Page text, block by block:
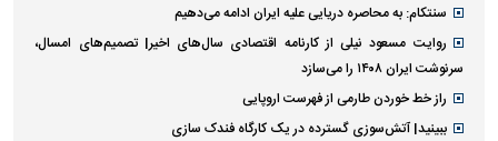
سنتکام: به محاصره دریایی علیه ایران ادامه می‌دهیم
روایت مسعود نیلی از کارنامه اقتصادی سال‌های اخیر| تصمیم‌های امسال،
سرنوشت ایران ۱۴۰۸ را می‌سازد
راز خط خوردن طارمی از فهرست اروپایی
ببینید| آتش‌سوزی گسترده در یک کارگاه فندک سازی